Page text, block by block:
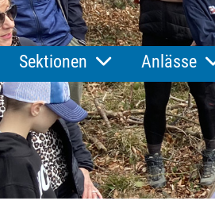
Sektionen Anlässe